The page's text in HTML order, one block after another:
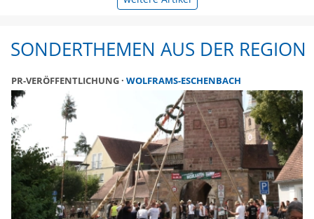
SONDERTHEMEN AUS DER REGION
PR-VERÖFFENTLICHUNG WOLFRAMS-ESCHENBACH